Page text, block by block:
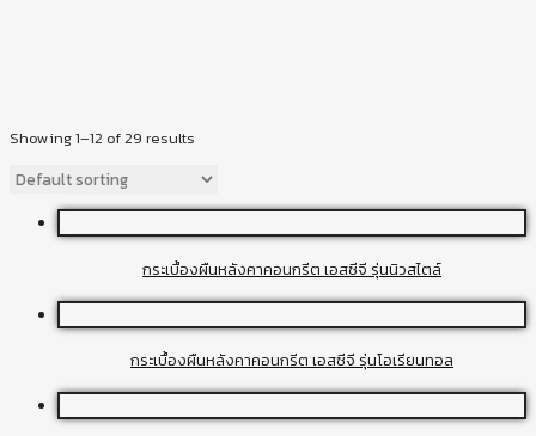
Showing 1–12 of 29 results
กระเบื้องผืนหลังคาคอนกรีต เอสซีจี รุ่นนิวสไตล์
กระเบื้องผืนหลังคาคอนกรีต เอสซีจี รุ่นโอเรียนทอล